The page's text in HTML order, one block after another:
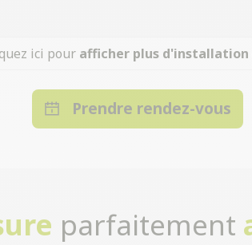
ici pour afficher plus d'installation
Prendre rendez-vous
parfaitement